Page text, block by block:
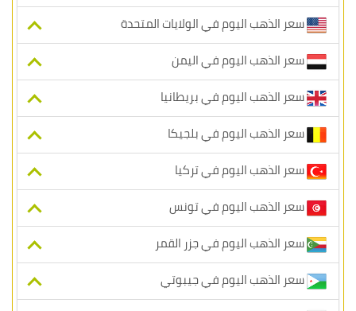
سعر الذهب اليوم في الولايات المتحدة
سعر الذهب اليوم في اليمن
سعر الذهب اليوم في بريطانيا
سعر الذهب اليوم في بلجيكا
سعر الذهب اليوم في تركيا
سعر الذهب اليوم في تونس
سعر الذهب اليوم في جزر القمر
سعر الذهب اليوم في جيبوتي